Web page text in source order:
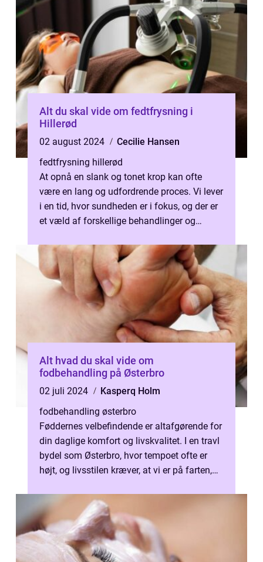
Alt du skal vide om fedtfrysning i
Hillerød
02 august 2024
Cecilie Hansen
fedtfrysning hillerød
At opnå en slank og tonet krop kan ofte
være en lang og udfordrende proces. Vi lever
i en tid, hvor sundheden er i fokus, og der er
et væld af forskellige behandlinger og
Alt hvad du skal vide om
fodbehandling på Østerbro
02 juli 2024
Kasperq Holm
fodbehandling østerbro
Føddernes velbefindende er altafgørende for
din daglige komfort og livskvalitet. I en travl
bydel som Østerbro, hvor tempoet ofte er
højt, og livsstilen kræver, at vi er på farten,